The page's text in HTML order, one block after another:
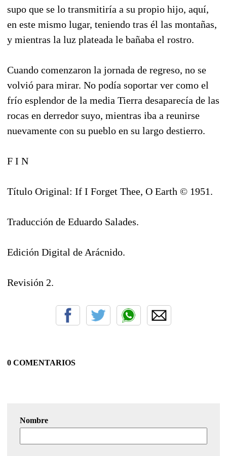
supo que se lo transmitiría a su propio hijo, aquí,
en este mismo lugar, teniendo tras él las montañas,
y mientras la luz plateada le bañaba el rostro.
Cuando comenzaron la jornada de regreso, no se
volvió para mirar. No podía soportar ver como el
frío esplendor de la media Tierra desaparecía de las
rocas en derredor suyo, mientras iba a reunirse
nuevamente con su pueblo en su largo destierro.
F I N
Título Original: If I Forget Thee, O Earth © 1951.
Traducción de Eduardo Salades.
Edición Digital de Arácnido.
Revisión 2.
0 COMENTARIOS
Nombre